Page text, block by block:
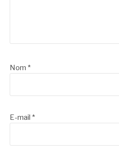
Nom *
E-mail *